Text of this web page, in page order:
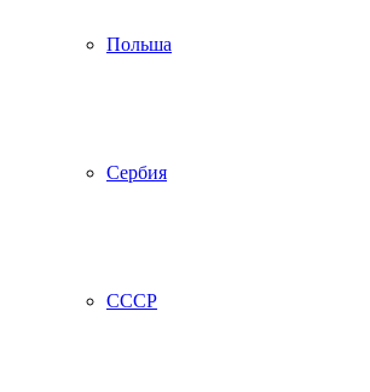
Польша
Сербия
СССР